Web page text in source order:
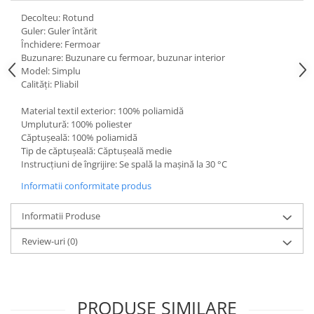
Ingrijire Locuinta
Purificatoare de aer
Fashion
Bijuterii
Ceasuri barbatesti
Ceasuri dama
Cutii, curele si accesorii ceasuri
Genti si accesorii barbati
Imbracaminte femei
Imbracaminte si Incaltaminte copii
Incaltaminte barbati
Ochelari de vedere
Decolteu: Rotund
Guler: Guler întărit
Închidere: Fermoar
Buzunare: Buzunare cu fermoar, buzunar interior
Model: Simplu
Calități: Pliabil
Material textil exterior: 100% poliamidă
Umplutură: 100% poliester
Căptușeală: 100% poliamidă
Tip de căptușeală: Căptușeală medie
Instrucțiuni de îngrijire: Se spală la mașină la 30 °C
Informatii conformitate produs
Informatii Produse
Review-uri(0)
PRODUSE SIMILARE